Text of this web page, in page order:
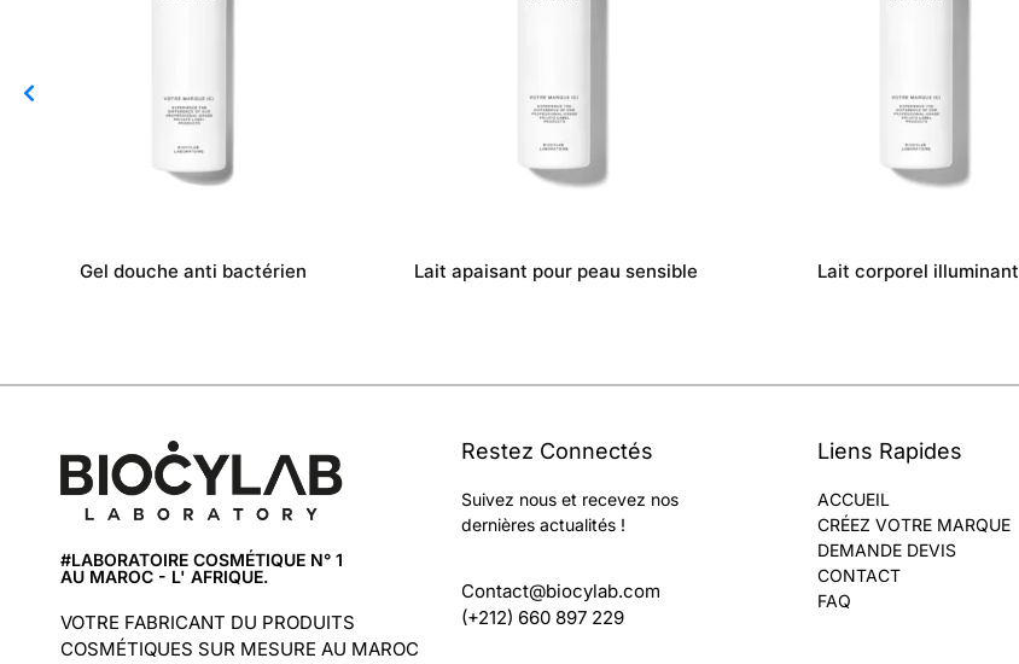
Gel douche anti bactérien Lait apaisant pour peau sensible Lait corporel illuminant
#LABORATOIRE COSMÉTIQUE N° 1
AU MAROC - L' AFRIQUE.
VOTRE FABRICANT DU PRODUITS
COSMÉTIQUES SUR MESURE AU MAROC
Restez Connectés
Suivez nous et recevez nos
dernières actualités !
Contact@biocylab.com
(+212) 660 897 229
Liens Rapides
ACCUEIL
CRÉEZ VOTRE MARQUE
DEMANDE DEVIS
CONTACT
FAQ